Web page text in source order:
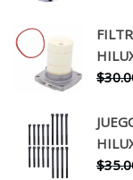
$
$